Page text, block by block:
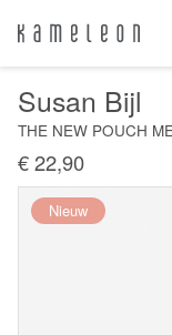
Susan Bijl
THE NEW POUCH
€ 22,90
Nieuw